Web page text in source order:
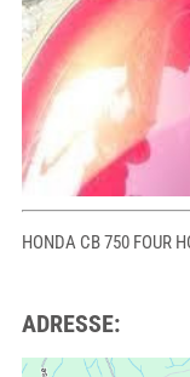
HONDA CB 750 FOUR
ADRESSE: